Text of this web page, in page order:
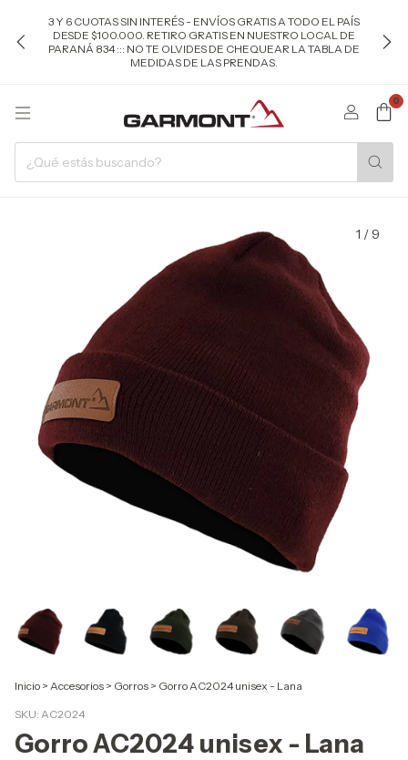
3 Y 6 CUOTAS SIN INTERÉS - ENVÍOS GRATIS A TODO EL PAÍS
DESDE $100.000. RETIRO GRATIS EN NUESTRO LOCAL DE
PARANÁ 834 ::: NO TE OLVIDES DE CHEQUEAR LA TABLA DE
MEDIDAS DE LAS PRENDAS.
0
1 / 9
Inicio > Accesorios > Gorros > Gorro AC2024 unisex - Lana
SKU: AC2024
Gorro AC2024 unisex - Lana